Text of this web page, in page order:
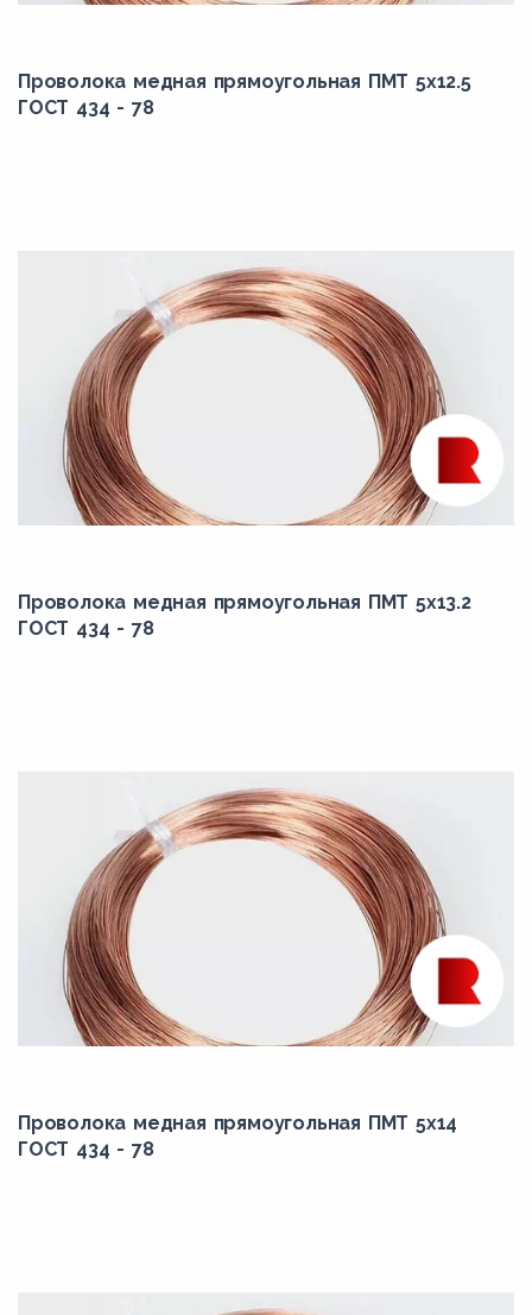
Проволока медная прямоугольная ПМТ 5x12.5
ГОСТ 434 - 78
Проволока медная прямоугольная ПМТ 5x13.2
ГОСТ 434 - 78
Проволока медная прямоугольная ПМТ 5x14
ГОСТ 434 - 78